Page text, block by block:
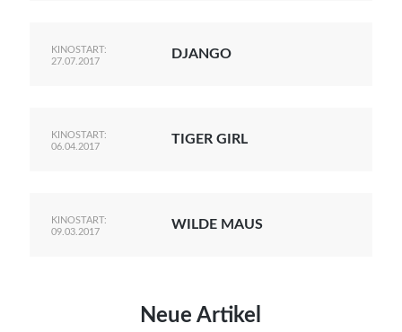
KINOSTART:
27.07.2017
DJANGO
KINOSTART:
06.04.2017
TIGER GIRL
KINOSTART:
09.03.2017
WILDE MAUS
Neue Artikel